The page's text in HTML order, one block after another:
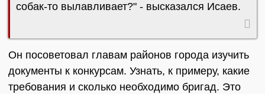
собак-то вылавливает?" - высказался Исаев.
Он посоветовал главам районов города изучить
документы к конкурсам. Узнать, к примеру, какие
требования и сколько необходимо бригад. Это